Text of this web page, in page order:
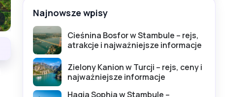
Najnowsze wpisy
Cieśnina Bosfor w Stambule – rejs,
atrakcje i najważniejsze informacje
Zielony Kanion w Turcji – rejs, ceny i
najważniejsze informacje
Hagia Sophia w Stambule –